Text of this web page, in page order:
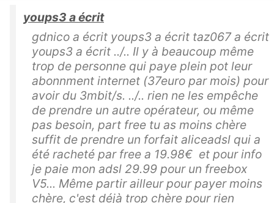
youps3 a écrit
gdnico a écrit youps3 a écrit taz067 a écrit
youps3 a écrit ../.. Il y à beaucoup même
trop de personne qui paye plein pot leur
abonnment internet (37euro par mois) pour
avoir du 3mbit/s. ../.. rien ne les empêche
de prendre un autre opérateur, ou même
pas besoin, part free tu as moins chère
suffit de prendre un forfait aliceadsl qui a
été racheté par free a 19.98€ et pour info
je paie mon adsl 29.99 pour un freebox
V5... Même partir ailleur pour payer moins
chère, c'est déjà trop chère pour rien